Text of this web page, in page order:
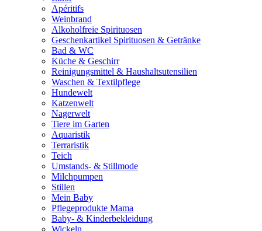
Apéritifs
Weinbrand
Alkoholfreie Spirituosen
Geschenkartikel Spirituosen & Getränke
Bad & WC
Küche & Geschirr
Reinigungsmittel & Haushaltsutensilien
Waschen & Textilpflege
Hundewelt
Katzenwelt
Nagerwelt
Tiere im Garten
Aquaristik
Terraristik
Teich
Umstands- & Stillmode
Milchpumpen
Stillen
Mein Baby
Pflegeprodukte Mama
Baby- & Kinderbekleidung
Wickeln